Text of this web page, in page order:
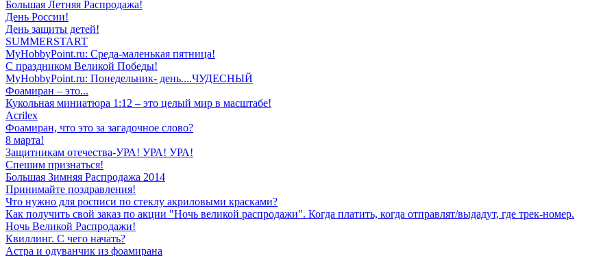
Большая Летняя Распродажа!
День России!
День защиты детей!
SUMMERSTART
MyHobbyPoint.ru: Среда-маленькая пятница!
С праздником Великой Победы!
MyHobbyPoint.ru: Понедельник- день....ЧУДЕСНЫЙ
Фоамиран – это...
Кукольная миниатюра 1:12 – это целый мир в масштабе!
Acrilex
Фоамиран, что это за загадочное слово?
8 марта!
Защитникам отечества-УРА! УРА! УРА!
Спешим признаться!
Большая Зимняя Распродажа 2014
Принимайте поздравления!
Что нужно для росписи по стеклу акриловыми красками?
Как получить свой заказ по акции "Ночь великой распродажи". Когда платить, когда отправлят/выдадут, где трек-номер.
Ночь Великой Распродажи!
Квиллинг. С чего начать?
Астра и одуванчик из фоамирана